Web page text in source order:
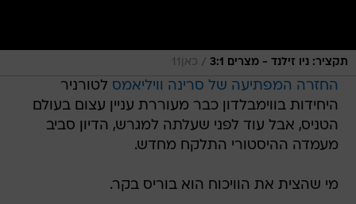
תקציר: ניו זילנד - מצרים 3:1 / כאן11
החזרה המפתיעה של סרינה וויליאמס לטורניר
היחידות בווימבלדון כבר מעוררת עניין עצום בעולם
הטניס, אבל עוד לפני שעלתה למגרש, הדיון סביב
מעמדה ההיסטורי התלקח מחדש.
מי שהצית את הוויכוח הוא בוריס בקר.